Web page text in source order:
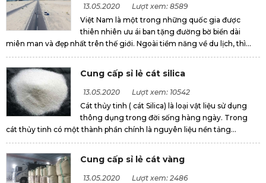
13.05.2020
Lượt xem: 8589
Việt Nam là một trong những quốc gia được
thiên nhiên ưu ái ban tặng đường bờ biển dài
miên man và đẹp nhất trên thế giới. Ngoài tiềm năng về du lịch, thì...
Cung cấp sỉ lẻ cát silica
13.05.2020
Lượt xem: 10542
Cát thủy tinh ( cát Silica) là loại vật liệu sử dụng
thông dụng trong đời sống hàng ngày. Trong
cát thủy tinh có một thành phần chính là nguyên liệu nền tảng...
Cung cấp sỉ lẻ cát vàng
13.05.2020
Lượt xem: 2486